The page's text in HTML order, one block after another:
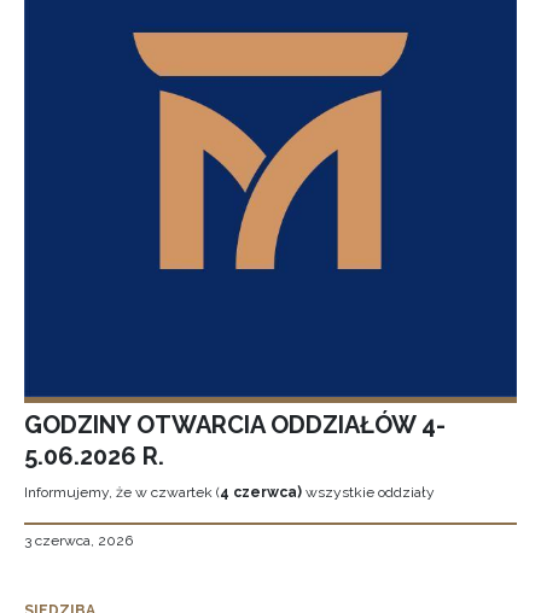
GODZINY OTWARCIA ODDZIAŁÓW 4-
5.06.2026 R.
Informujemy, że w czwartek (4 czerwca) wszystkie oddziały
3 czerwca, 2026